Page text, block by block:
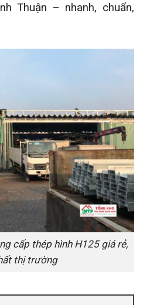
Thuận – nhanh, chuẩn,
cấp thép hình H125 giá rẻ,
thị trường